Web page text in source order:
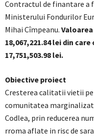
Contractul de finantare a
Ministerului Fondurilor
Mihai Cîmpeanu.
18,067,221.84 lei din
17,751,503.98 lei.
Obiective proiect
Cresterea calitatii vietii
comunitatea
Codlea, prin reducerea
rroma aflate in risc de